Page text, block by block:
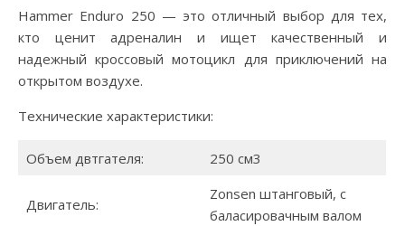
Hammer Enduro 250 — это отличный выбор для тех,
кто ценит адреналин и ищет качественный и
надежный кроссовый мотоцикл для приключений на
открытом воздухе.
Технические характеристики:
Объем двтгателя: 250 см3
Двигатель:
Zonsen штанговый, с
баласировачным валом